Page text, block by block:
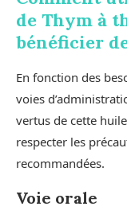
de Thym à
bénéficier
En fonction des
voies
vertus de cette
respecter les
recommandées.
Voie orale